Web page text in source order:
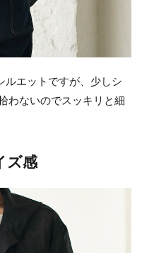
ルエットですが、少しシ
わないのでスッキリと細
ズ感